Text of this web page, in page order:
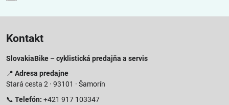
Kontakt
SlovakiaBike – cyklistická predajňa a servis
📍 Adresa predajne
Stará cesta 2 · 93101 · Šamorín
📞 Telefón: +421 917 103347